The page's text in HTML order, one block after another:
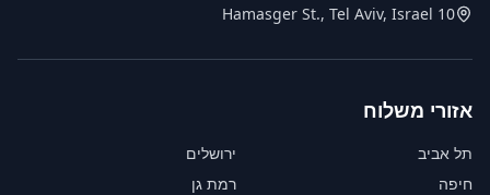
10 Hamasger St., Tel Aviv, Israel
אזורי משלוח
תל אביב
ירושלים
חיפה
רמת גן